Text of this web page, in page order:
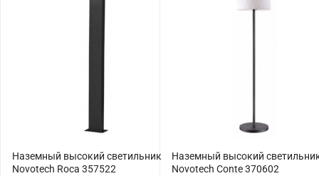
Наземный высокий светильник
Novotech Roca 357522
Наземный высокий
Novotech Conte 370602